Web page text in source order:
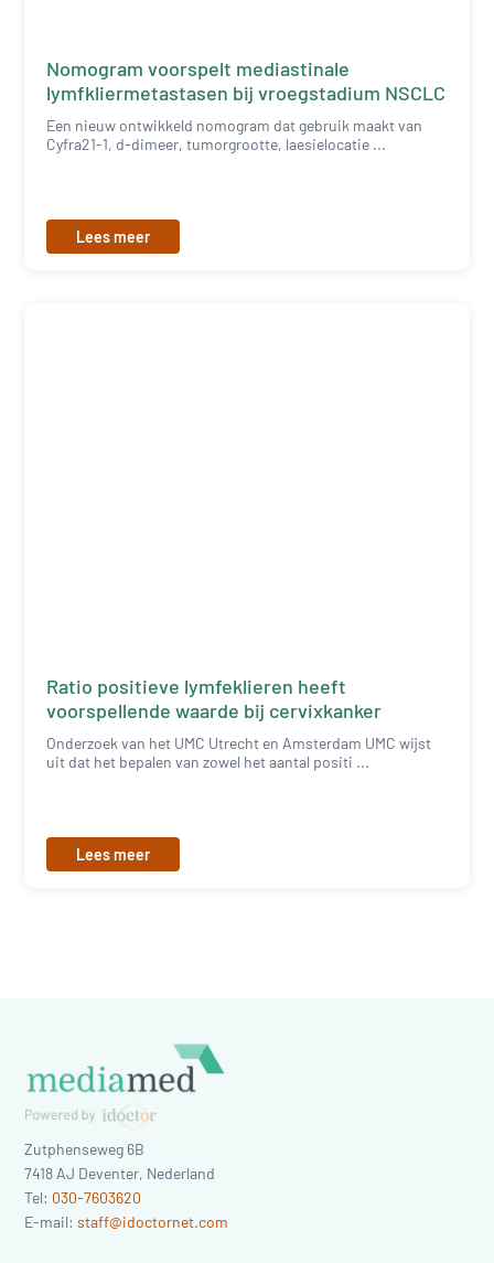
Nomogram voorspelt mediastinale
lymfkliermetastasen bij vroegstadium NSCLC
Een nieuw ontwikkeld nomogram dat gebruik maakt van
Cyfra21-1, d-dimeer, tumorgrootte, laesielocatie ...
Lees meer
Ratio positieve lymfeklieren heeft
voorspellende waarde bij cervixkanker
Onderzoek van het UMC Utrecht en Amsterdam UMC wijst
uit dat het bepalen van zowel het aantal positi ...
Lees meer
Zutphenseweg 6B
7418 AJ Deventer, Nederland
Tel: 030-7603620
E-mail:staff@idoctornet.com